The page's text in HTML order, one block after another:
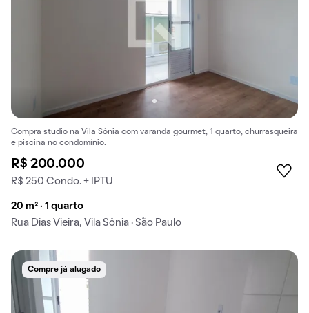
Compra studio na Vila Sônia com varanda gourmet, 1 quarto, churrasqueira
e piscina no condomínio.
R$ 200.000
R$ 250 Condo. + IPTU
20 m² · 1 quarto
Rua Dias Vieira, Vila Sônia · São Paulo
Compre já alugado